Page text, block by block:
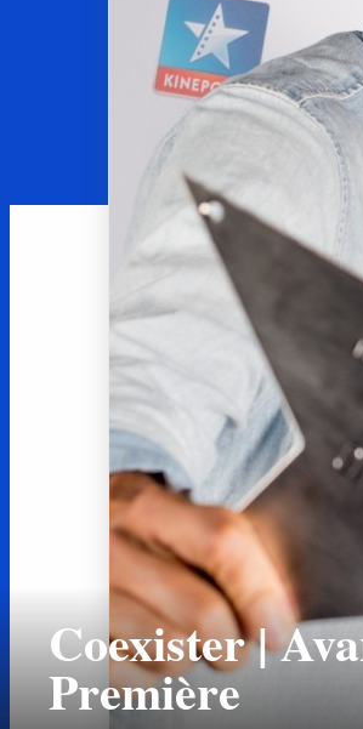
Coexister |
Première